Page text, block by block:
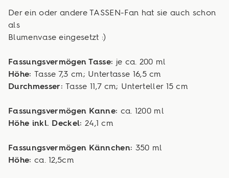
Der ein oder andere TASSEN-Fan hat sie auch schon
als
Blumenvase eingesetzt :)
Fassungsvermögen Tasse: je ca. 200 ml
Höhe:
Tasse 7,3 cm; Untertasse 16,5 cm
Durchmesser:
Tasse 11,7 cm; Unterteller 15 cm
Fassungsvermögen Kanne: ca. 1200 ml
Höhe inkl. Deckel: 24,1 cm
Fassungsvermögen Kännchen: 350 ml
Höhe: ca. 12,5cm